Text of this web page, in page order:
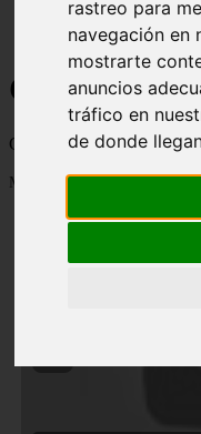
rastreo para
navegación en
mostrarte
anuncios
tráfico en
de donde
Cosas curiosas,
Mostrando 1 - 24 de 2834